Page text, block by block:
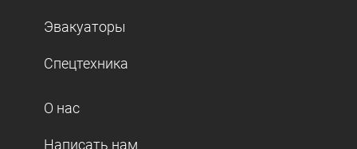
Эвакуаторы
Спецтехника
О нас
Написать нам